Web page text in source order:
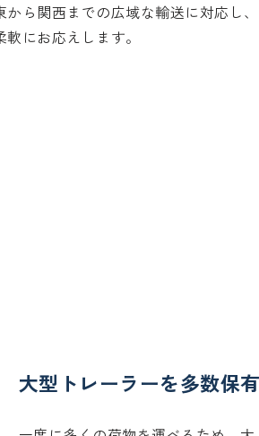
から関西までの広域な輸送に対応し
軟にお応えします。
大型トレーラーを多数保有